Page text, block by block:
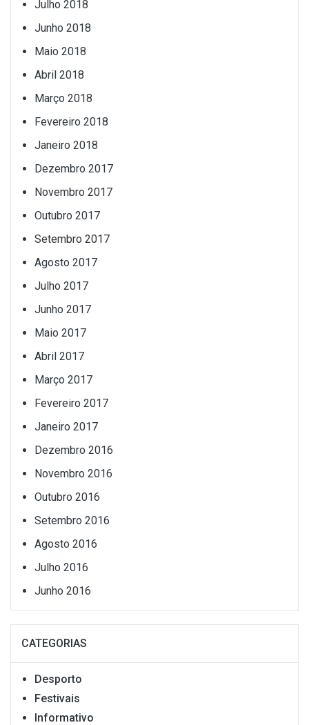
Julho 2018
Junho 2018
Maio 2018
Abril 2018
Março 2018
Fevereiro 2018
Janeiro 2018
Dezembro 2017
Novembro 2017
Outubro 2017
Setembro 2017
Agosto 2017
Julho 2017
Junho 2017
Maio 2017
Abril 2017
Março 2017
Fevereiro 2017
Janeiro 2017
Dezembro 2016
Novembro 2016
Outubro 2016
Setembro 2016
Agosto 2016
Julho 2016
Junho 2016
CATEGORIAS
Desporto
Festivais
Informativo